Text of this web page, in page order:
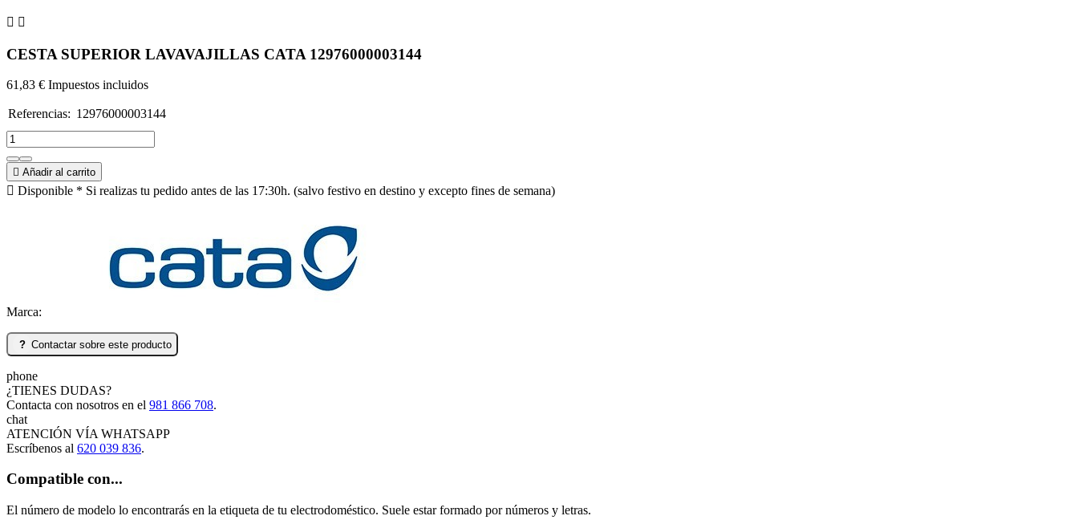
 
CESTA SUPERIOR LAVAVAJILLAS CATA 12976000003144
61,83 € Impuestos incluidos
Referencias: 12976000003144
1297600000314
 Añadir al carrito
 Disponible * Si realizas tu pedido antes de las 17:30h. (salvo festivo en destino y excepto fines de semana)
Marca:
? Contactar sobre este producto
phone
¿TIENES DUDAS?
Contacta con nosotros en el 981 866 708.
chat
ATENCIÓN VÍA WHATSAPP
Escríbenos al 620 039 836.
Compatible con...
El número de modelo lo encontrarás en la etiqueta de tu electrodoméstico. Suele estar formado por números y letras.